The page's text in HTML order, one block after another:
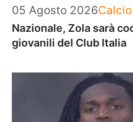
05 Agosto 2026Calcio
Nazionale, Zola sarà
giovanili del Club Italia